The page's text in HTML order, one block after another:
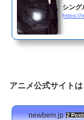
シング
https://
アニメ公式サイト
newbem.jp 2